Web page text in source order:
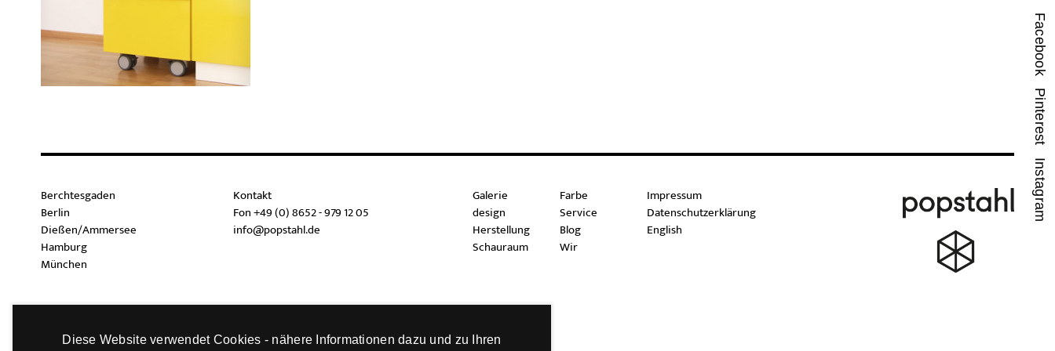
Facebook
Pinterest
Instagram
Berchtesgaden
Berlin
Dießen/Ammersee
Hamburg
München
Kontakt
Fon +49 (0) 8652 - 979 12 05
info@popstahl.de
Galerie
design
Herstellung
Schauraum
Farbe
Service
Blog
Wir
Impressum
Datenschutzerklärung
English
Diese Website verwendet Cookies - nähere Informationen dazu und zu Ihren